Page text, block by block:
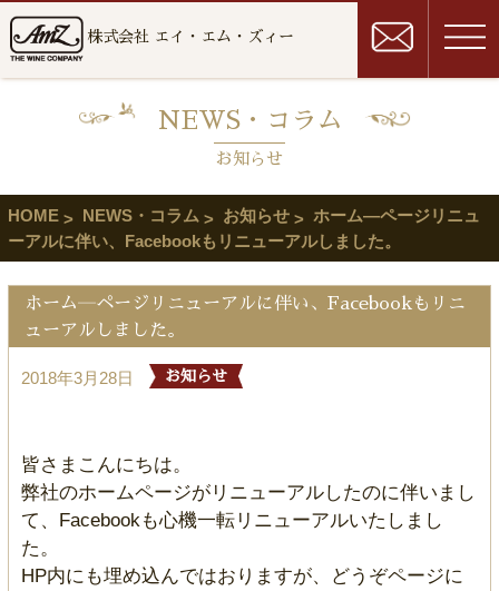
株式会社 エイ・エム・ズィー
NEWS・コラム
お知らせ
HOME NEWS・コラム お知らせ
ホーム―ページリニュ
ーアルに伴い、Facebookもリニューアルしました。
ホーム―ページリニューアルに伴い、Facebookもリニ
ューアルしました。
2018年3月28日 お知らせ
皆さまこんにちは。
弊社のホームページがリニューアルしたのに伴いまし
て、Facebookも心機一転リニューアルいたしまし
た。
HP内にも埋め込んではおりますが、どうぞページに